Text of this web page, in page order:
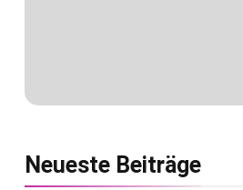
Neueste Beiträge